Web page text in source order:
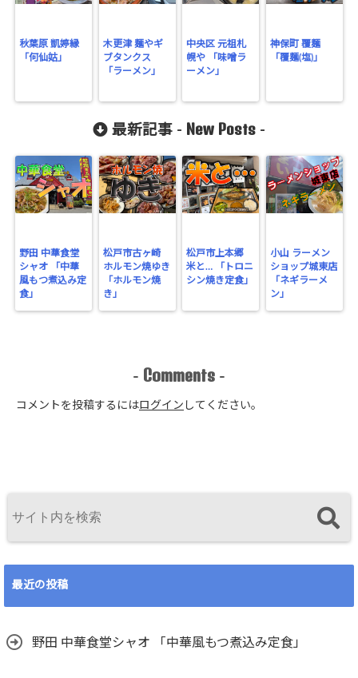
秋葉原 凱婷縁
「何仙姑」
木更津 麺やギ
ブタンクス
「ラーメン」
中央区 元祖札
幌や 「味噌ラ
ーメン」
神保町 覆麺
「覆麺(塩)」
最新記事 - New Posts -
野田 中華食堂
シャオ 「中華
風もつ煮込み定
食」
松戸市古ヶ崎
ホルモン焼ゆき
「ホルモン焼
き」
松戸市上本郷
米と… 「トロニ
シン焼き定食」
小山 ラーメン
ショップ城東店
「ネギラーメ
ン」
- Comments -
コメントを投稿するには ログイン してください。
最近の投稿
野田 中華食堂シャオ 「中華風もつ煮込み定食」